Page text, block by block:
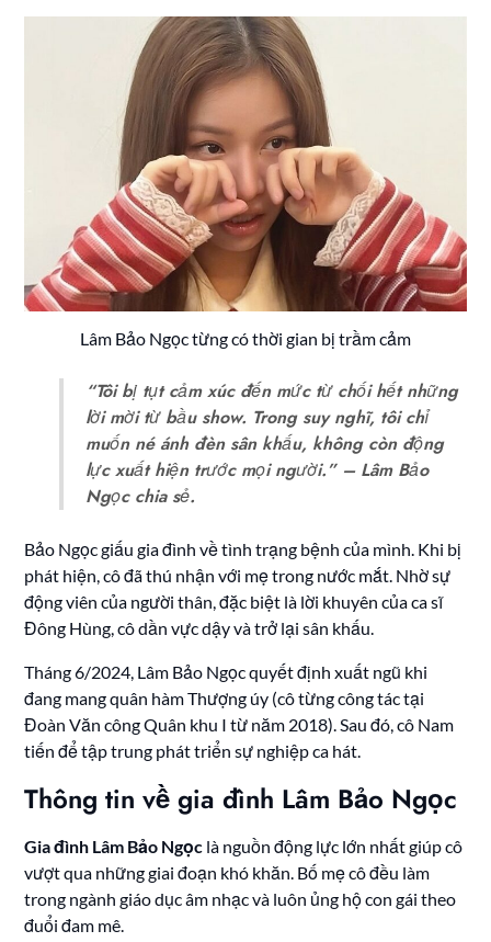
Lâm Bảo Ngọc từng có thời gian bị trầm cảm
“Tôi bị tụt cảm xúc đến mức từ chối hết những
lời mời từ bầu show. Trong suy nghĩ, tôi chỉ
muốn né ánh đèn sân khấu, không còn động
lực xuất hiện trước mọi người.” – Lâm Bảo
Ngọc chia sẻ.
Bảo Ngọc giấu gia đình về tình trạng bệnh của mình. Khi bị
phát hiện, cô đã thú nhận với mẹ trong nước mắt. Nhờ sự
động viên của người thân, đặc biệt là lời khuyên của ca sĩ
Đông Hùng, cô dần vực dậy và trở lại sân khấu.
Tháng 6/2024, Lâm Bảo Ngọc quyết định xuất ngũ khi
đang mang quân hàm Thượng úy (cô từng công tác tại
Đoàn Văn công Quân khu I từ năm 2018). Sau đó, cô Nam
tiến để tập trung phát triển sự nghiệp ca hát.
Thông tin về gia đình Lâm Bảo Ngọc
Gia đình Lâm Bảo Ngọc là nguồn động lực lớn nhất giúp cô
vượt qua những giai đoạn khó khăn. Bố mẹ cô đều làm
trong ngành giáo dục âm nhạc và luôn ủng hộ con gái theo
đuổi đam mê.